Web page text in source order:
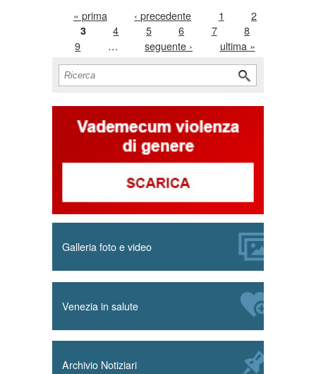
« prima ‹ precedente 1 2
3 4 5 6 7
8
9
… seguente › ultima »
Form di ricerca
Cerca
Galleria foto e video
Venezia in salute
Archivio Notiziari